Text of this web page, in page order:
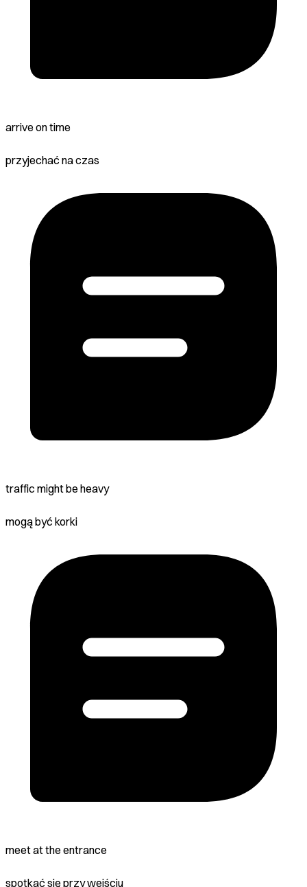
arrive on time
przyjechać na czas
traffic might be heavy
mogą być korki
meet at the entrance
spotkać się przy wejściu